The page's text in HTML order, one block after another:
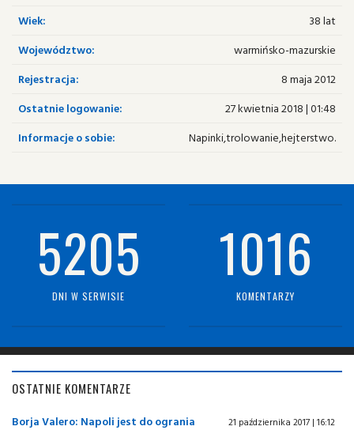
Wiek:
38 lat
Województwo:
warmińsko-mazurskie
Rejestracja:
8 maja 2012
Ostatnie logowanie:
27 kwietnia 2018 | 01:48
Informacje o sobie:
Napinki,trolowanie,hejterstwo.
5205
DNI W SERWISIE
1016
KOMENTARZY
OSTATNIE KOMENTARZE
Borja Valero: Napoli jest do ogrania 21 października 2017 | 16:12